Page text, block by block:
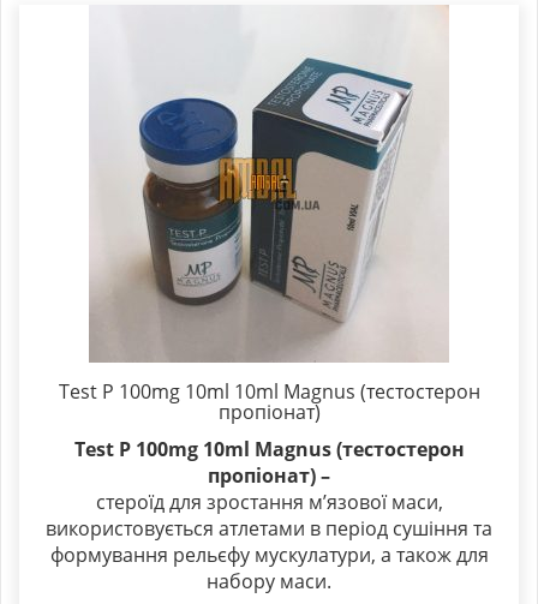
Test P 100mg 10ml 10ml Magnus (тестостерон
пропіонат)
Test P 100mg 10ml Magnus (тестостерон
пропіонат)–
стероїд для зростання м’язової маси,
використовується атлетами в період сушіння та
формування рельєфу мускулатури, а також для
набору маси.